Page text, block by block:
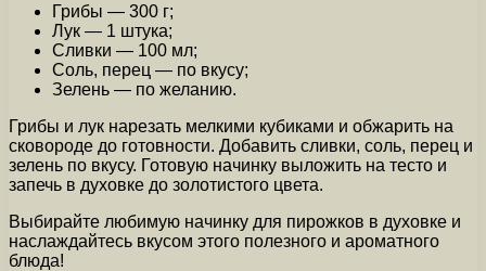
Грибы — 300 г;
Лук — 1 штука;
Сливки — 100 мл;
Соль, перец — по вкусу;
Зелень — по желанию.
Грибы и лук нарезать мелкими кубиками и обжарить на
сковороде до готовности. Добавить сливки, соль, перец и
зелень по вкусу. Готовую начинку выложить на тесто и
запечь в духовке до золотистого цвета.
Выбирайте любимую начинку для пирожков в духовке и
наслаждайтесь вкусом этого полезного и ароматного
блюда!